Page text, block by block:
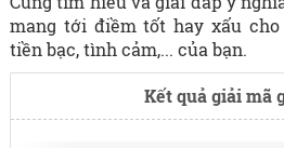
mang tới điềm tốt hay xấu cho
tiền bạc, tình cảm,... của bạn.
Kết quả giải mã